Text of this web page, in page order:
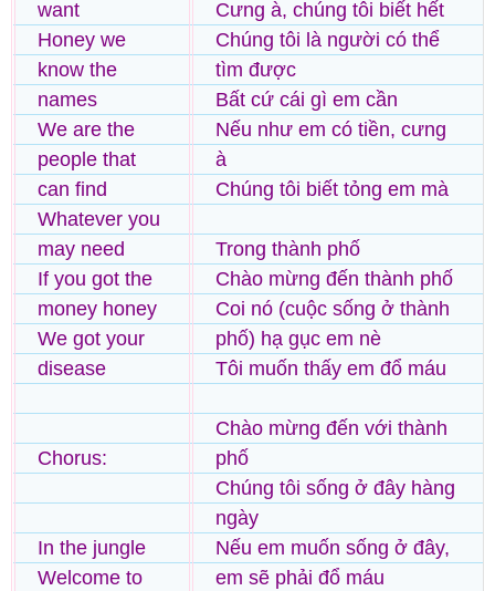
want
Honey we
know the
names
We are the
people that
can find
Whatever you
may need
If you got the
money honey
We got your
disease
Chorus:
In the jungle
Welcome to
Cưng à, chúng tôi biết hết
Chúng tôi là người có thể
tìm được
Bất cứ cái gì em cần
Nếu như em có tiền, cưng
à
Chúng tôi biết tỏng em mà
Trong thành phố
Chào mừng đến thành phố
Coi nó (cuộc sống ở thành
phố) hạ gục em nè
Tôi muốn thấy em đổ máu
Chào mừng đến với thành
phố
Chúng tôi sống ở đây hàng
ngày
Nếu em muốn sống ở đây,
em sẽ phải đổ máu